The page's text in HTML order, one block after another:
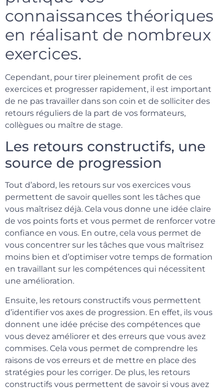
connaissances théoriques
en réalisant de nombreux
exercices.
Cependant, pour tirer pleinement profit de ces
exercices et progresser rapidement, il est important
de ne pas travailler dans son coin et de solliciter des
retours réguliers de la part de vos formateurs,
collègues ou maître de stage.
Les retours constructifs, une
source de progression
Tout d’abord, les retours sur vos exercices vous
permettent de savoir quelles sont les tâches que
vous maîtrisez déjà. Cela vous donne une idée claire
de vos points forts et vous permet de renforcer votre
confiance en vous. En outre, cela vous permet de
vous concentrer sur les tâches que vous maîtrisez
moins bien et d’optimiser votre temps de formation
en travaillant sur les compétences qui nécessitent
une amélioration.
Ensuite, les retours constructifs vous permettent
d’identifier vos axes de progression. En effet, ils vous
donnent une idée précise des compétences que
vous devez améliorer et des erreurs que vous avez
commises. Cela vous permet de comprendre les
raisons de vos erreurs et de mettre en place des
stratégies pour les corriger. De plus, les retours
constructifs vous permettent de savoir si vous avez